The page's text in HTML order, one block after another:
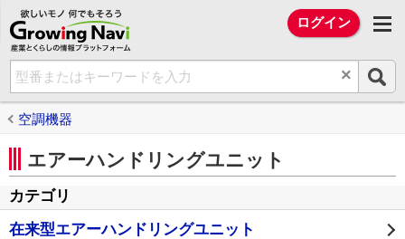
欲しいモノ 何でもそろう Growing Navi（
ログイン
×
空調機器
エアーハンドリングユニット
カテゴリ
在来型エアーハンドリングユニット